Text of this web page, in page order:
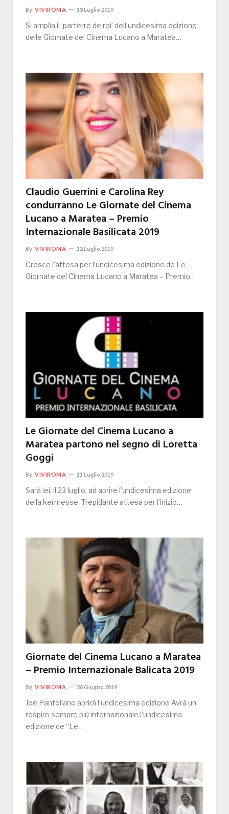
By VIVIROMA 13 Luglio 2019
Si amplia il ‘parterre de roi’ dell’undicesima edizione
delle Giornate del Cinema Lucano a Maratea…
Claudio Guerrini e Carolina Rey
condurranno Le Giornate del Cinema
Lucano a Maratea – Premio
Internazionale Basilicata 2019
By VIVIROMA 12 Luglio 2019
Cresce l’attesa per l’undicesima edizione de Le
Giornate del Cinema Lucano a Maratea – Premio…
Le Giornate del Cinema Lucano a
Maratea partono nel segno di Loretta
Goggi
By VIVIROMA 11 Luglio 2019
Sarà lei, il 23 luglio, ad aprire l’undicesima edizione
della kermesse. Trepidante attesa per l’inizio…
Giornate del Cinema Lucano a Maratea
– Premio Internazionale Balicata 2019
By VIVIROMA 26 Giugno 2019
Joe Pantoliano aprirà l’undicesima edizione Avrà un
respiro sempre più internazionale l’undicesima
edizione de “Le…